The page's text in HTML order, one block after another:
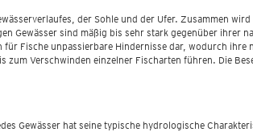
der Sohle und der Ufer. Zusammen wird
Gewässer sind mäßig bis sehr stark gegenüber ihrer
Fische unpassierbare Hindernisse dar, wodurch ihre
zum Verschwinden einzelner Fischarten führen. Die
Gewässer hat seine typische hydrologische